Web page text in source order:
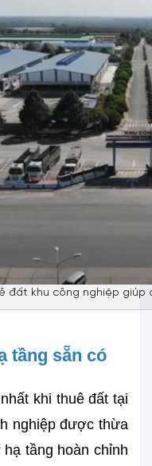
đất khu công nghiệp
tầng sẵn có
khi thuê đất tại
nghiệp được thừa
tầng hoàn chỉnh